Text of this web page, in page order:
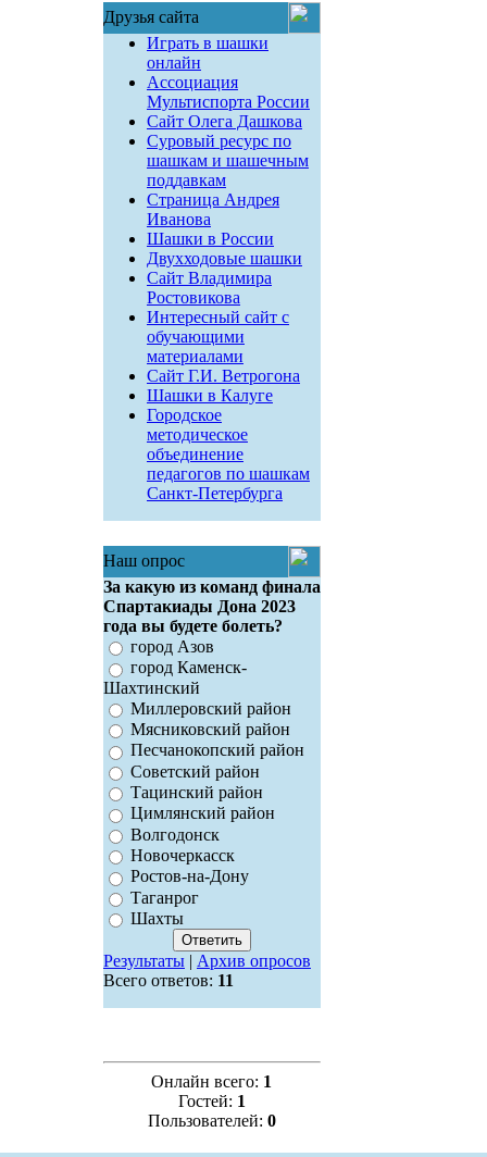
Друзья сайта
Играть в шашки
онлайн
Ассоциация
Мультиспорта России
Сайт Олега Дашкова
Суровый ресурс по
шашкам и шашечным
поддавкам
Страница Андрея
Иванова
Шашки в России
Двухходовые шашки
Сайт Владимира
Ростовикова
Интересный сайт с
обучающими
материалами
Сайт Г.И. Ветрогона
Шашки в Калуге
Городское
методическое
объединение
педагогов по шашкам
Санкт-Петербурга
Наш опрос
За какую из команд финала
Спартакиады Дона 2023
года вы будете болеть?
город Азов
город Каменск-
Шахтинский
Миллеровский район
Мясниковский район
Песчанокопский район
Советский район
Тацинский район
Цимлянский район
Волгодонск
Новочеркасск
Ростов-на-Дону
Таганрог
Шахты
Результаты| Архив опросов
Всего ответов: 11
Онлайн всего: 1
Гостей: 1
Пользователей: 0